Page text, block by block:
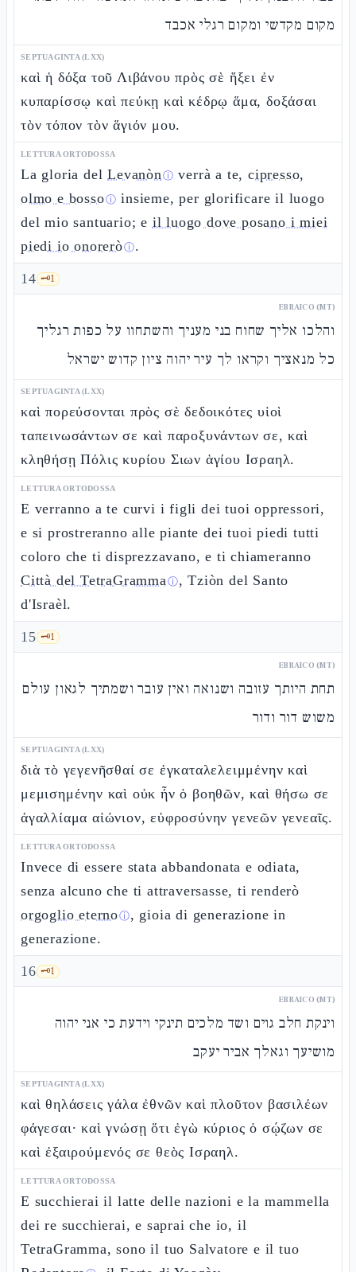
מקום מקדשי ומקום רגלי אכבד
SEPTUAGINTA (LXX)
καὶ ἡ δόξα τοῦ Λιβάνου πρὸς σὲ ἥξει ἐν
κυπαρίσσῳ καὶ πεύκῃ καὶ κέδρῳ ἅμα, δοξάσαι
τὸν τόπον τὸν ἅγιόν μου.
LETTURA ORTODOSSA
La gloria delLevanònⓘ verrà a te,cipresso,
olmo e bossoⓘ insieme, per glorificare il luogo
del mio santuario; e il luogo dove posano i miei
piedi io onoreròⓘ.
14 🗝️1
EBRAICO (MT)
והלכו אליך שחוח בני מעניך והשתחוו על כפות רגליך
כל מנאציך וקראו לך עיר יהוה ציון קדוש ישראל
SEPTUAGINTA (LXX)
καὶ πορεύσονται πρὸς σὲ δεδοικότες υἱοὶ
ταπεινωσάντων σε καὶ παροξυνάντων σε, καὶ
κληθήσῃ Πόλις κυρίου Σιων ἁγίου Ισραηλ.
LETTURA ORTODOSSA
E verranno a te curvi i figli dei tuoi oppressori,
e si prostreranno alle piante dei tuoi piedi tutti
coloro che ti disprezzavano, e ti chiameranno
Città del TetraGrammaⓘ, Tziòn del Santo
d'Israèl.
15 🗝️1
EBRAICO (MT)
תחת היותך עזובה ושנואה ואין עובר ושמתיך לגאון עולם
משוש דור ודור
SEPTUAGINTA (LXX)
διὰ τὸ γεγενῆσθαί σε ἐγκαταλελειμμένην καὶ
μεμισημένην καὶ οὐκ ἦν ὁ βοηθῶν, καὶ θήσω σε
ἀγαλλίαμα αἰώνιον, εὐφροσύνην γενεῶν γενεαῖς.
LETTURA ORTODOSSA
Invece di essere stata abbandonata e odiata,
senza alcuno che ti attraversasse, ti renderò
orgoglio eternoⓘ, gioia di generazione in
generazione.
16 🗝️1
EBRAICO (MT)
וינקת חלב גוים ושד מלכים תינקי וידעת כי אני יהוה
מושיעך וגאלך אביר יעקב
SEPTUAGINTA (LXX)
καὶ θηλάσεις γάλα ἐθνῶν καὶ πλοῦτον βασιλέων
φάγεσαι· καὶ γνώσῃ ὅτι ἐγὼ κύριος ὁ σῴζων σε
καὶ ἐξαιρούμενός σε θεὸς Ισραηλ.
LETTURA ORTODOSSA
E succhierai il latte delle nazioni e la mammella
dei re succhierai, e saprai che io, il
TetraGramma, sono il tuo Salvatore e il tuo